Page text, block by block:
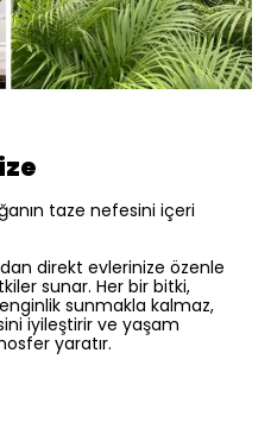
taze nefesini içeri
direkt evlerinize özenle
sunar. Her bir bitki,
sunmakla kalmaz,
iyileştirir ve yaşam
yaratır.